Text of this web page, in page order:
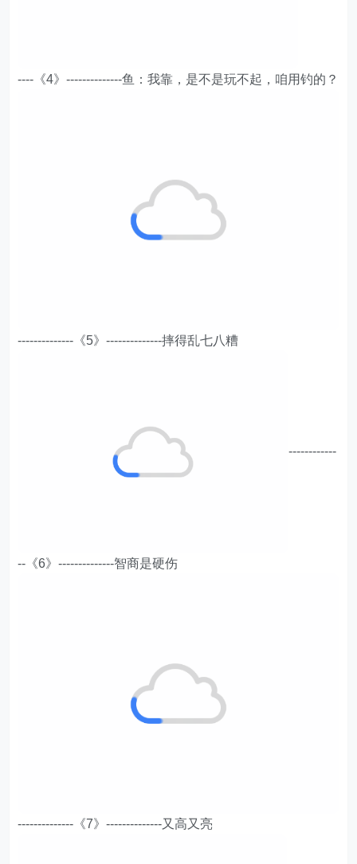
----《4》--------------鱼：我靠，是不是玩不起，咱用钓的？
--------------《5》--------------摔得乱七八糟
------------
--《6》--------------智商是硬伤
--------------《7》--------------又高又亮